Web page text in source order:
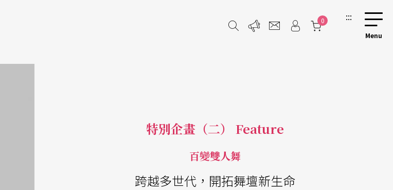
0 :::
特別企畫（二） Feature
百變雙人舞
跨越多世代，開拓舞壇新生命